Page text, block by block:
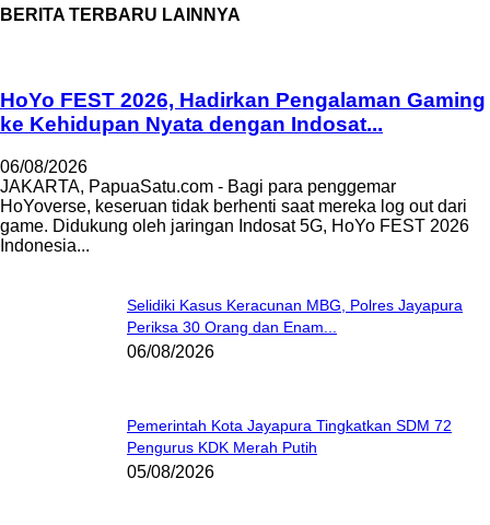
BERITA TERBARU LAINNYA
HoYo FEST 2026, Hadirkan Pengalaman Gaming
ke Kehidupan Nyata dengan Indosat...
06/08/2026
JAKARTA, PapuaSatu.com - Bagi para penggemar
HoYoverse, keseruan tidak berhenti saat mereka log out dari
game. Didukung oleh jaringan Indosat 5G, HoYo FEST 2026
Indonesia...
Selidiki Kasus Keracunan MBG, Polres Jayapura
Periksa 30 Orang dan Enam...
06/08/2026
Pemerintah Kota Jayapura Tingkatkan SDM 72
Pengurus KDK Merah Putih
05/08/2026